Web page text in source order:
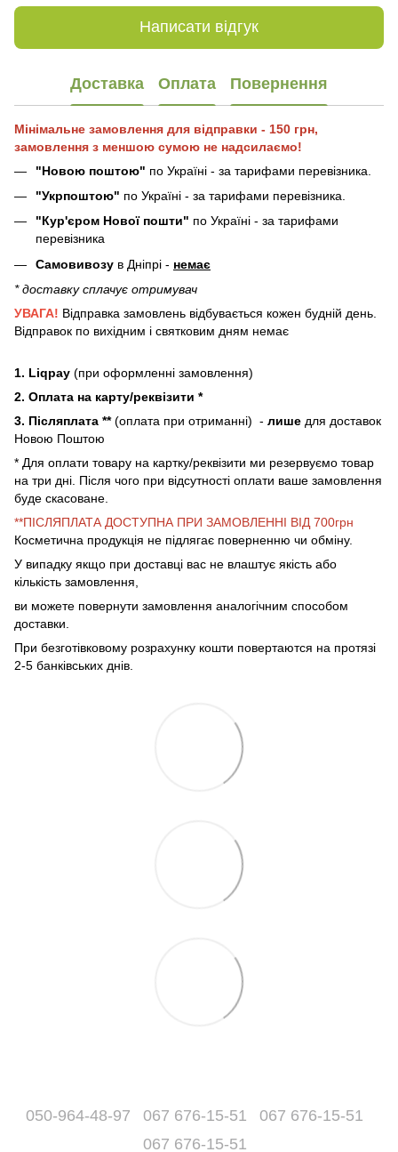
Написати відгук
Доставка Оплата Повернення
Мінімальне замовлення для відправки - 150 грн,
замовлення з меншою сумою не надсилаємо!
"Новою поштою" по Україні - за тарифами перевізника.
"Укрпоштою" по Україні - за тарифами перевізника.
"Кур'єром Нової пошти" по Україні - за тарифами
перевізника
Самовивозу в Дніпрі - немає
* доставку сплачує отримувач
УВАГА! Відправка замовлень відбувається кожен будній день.
Відправок по вихідним і святковим дням немає
1. Liqpay (при оформленні замовлення)
2. Оплата на карту/реквізити *
3. Післяплата **(оплата при отриманні) - лише для доставок
Новою Поштою
* Для оплати товару на картку/реквізити ми резервуємо товар
на три дні. Після чого при відсутності оплати ваше замовлення
буде скасоване.
**ПІСЛЯПЛАТА ДОСТУПНА ПРИ ЗАМОВЛЕННІ ВІД 700грн
Косметична продукція не підлягає поверненню чи обміну.
У випадку якщо при доставці вас не влаштує якість або
кількість замовлення,
ви можете повернути замовлення аналогічним способом
доставки.
При безготівковому розрахунку кошти повертаются на протязі
2-5 банківських днів.
050-964-48-97 067 676-15-51
067 676-15-51
067 676-15-51